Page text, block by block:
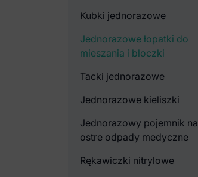
Kubki jednorazowe
Jednorazowe łopatki do
mieszania i bloczki
Tacki jednorazowe
Jednorazowe kieliszki
Jednorazowy pojemnik na
ostre odpady medyczne
Rękawiczki nitrylowe